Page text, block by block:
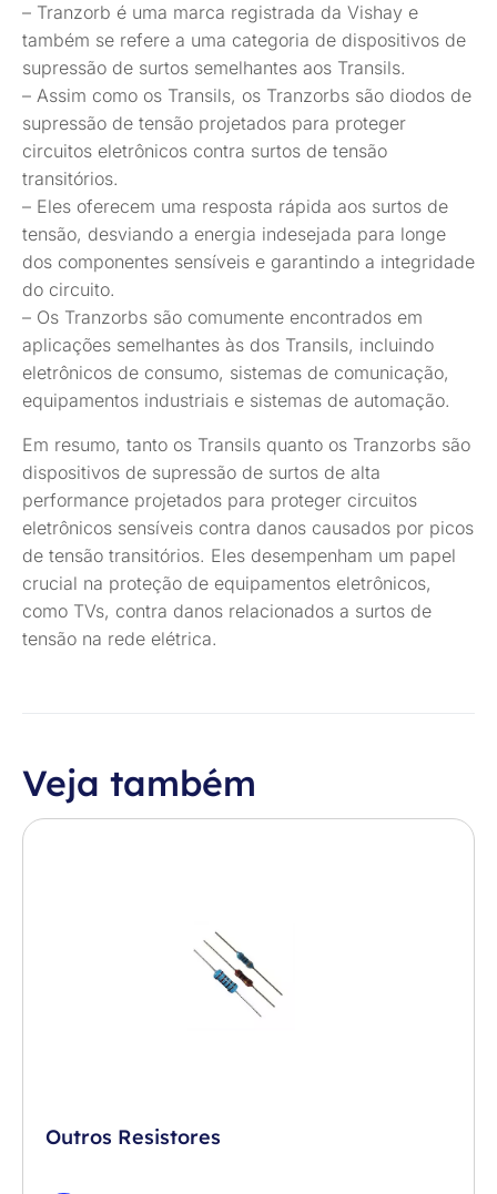
– Tranzorb é uma marca registrada da Vishay e
também se refere a uma categoria de dispositivos de
supressão de surtos semelhantes aos Transils.
– Assim como os Transils, os Tranzorbs são diodos de
supressão de tensão projetados para proteger
circuitos eletrônicos contra surtos de tensão
transitórios.
– Eles oferecem uma resposta rápida aos surtos de
tensão, desviando a energia indesejada para longe
dos componentes sensíveis e garantindo a integridade
do circuito.
– Os Tranzorbs são comumente encontrados em
aplicações semelhantes às dos Transils, incluindo
eletrônicos de consumo, sistemas de comunicação,
equipamentos industriais e sistemas de automação.
Em resumo, tanto os Transils quanto os Tranzorbs são
dispositivos de supressão de surtos de alta
performance projetados para proteger circuitos
eletrônicos sensíveis contra danos causados por picos
de tensão transitórios. Eles desempenham um papel
crucial na proteção de equipamentos eletrônicos,
como TVs, contra danos relacionados a surtos de
tensão na rede elétrica.
Veja também
Outros Resistores